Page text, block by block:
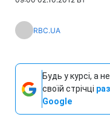
RBC.UA
Будь у курсі, а
своїй стрічці
Google